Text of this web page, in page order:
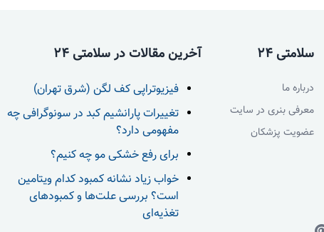
سلامتی 24
درباره ما
معرفی بنری در سایت
عضویت پزشکان
آخرین مقالات در سلامتی 24
فیزیوتراپی کف لگن (شرق تهران)
تغییرات پارانشیم کبد در سونوگرافی چه
مفهومی دارد؟
برای رفع خشکی مو چه کنیم؟
خواب زیاد نشانه کمبود کدام ویتامین
است؟ بررسی علت‌ها و کمبودهای
تغذیه‌ای